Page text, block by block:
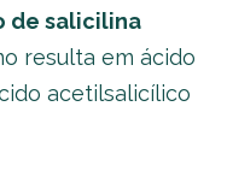
de salicilina
resulta em ácido
acetilsalicílico